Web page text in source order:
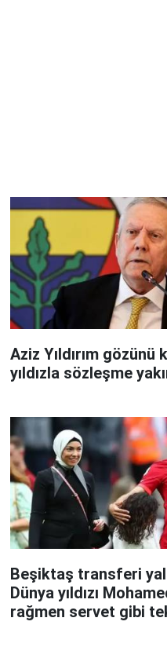
Aziz Yıldırım gözünü
yıldızla sözleşme
Beşiktaş transferi
Dünya yıldızı
rağmen servet gibi